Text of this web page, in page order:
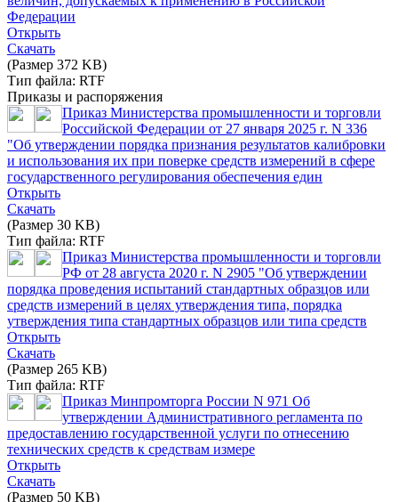
Федерации
Открыть
Скачать
(Размер 372 KB)
Тип файла: RTF
Приказы и распоряжения
Приказ Министерства промышленности и торговли
Российской Федерации от 27 января 2025 г. N 336
"Об утверждении порядка признания результатов калибровки
и использования их при поверке средств измерений в сфере
государственного регулирования обеспечения един
Открыть
Скачать
(Размер 30 KB)
Тип файла: RTF
Приказ Министерства промышленности и торговли
РФ от 28 августа 2020 г. N 2905 "Об утверждении
порядка проведения испытаний стандартных образцов или
средств измерений в целях утверждения типа, порядка
утверждения типа стандартных образцов или типа средств
Открыть
Скачать
(Размер 265 KB)
Тип файла: RTF
Приказ Минпромторга России N 971 Об
утверждении Административного регламента по
предоставлению государственной услуги по отнесению
технических средств к средствам измере
Открыть
Скачать
(Размер 50 KB)